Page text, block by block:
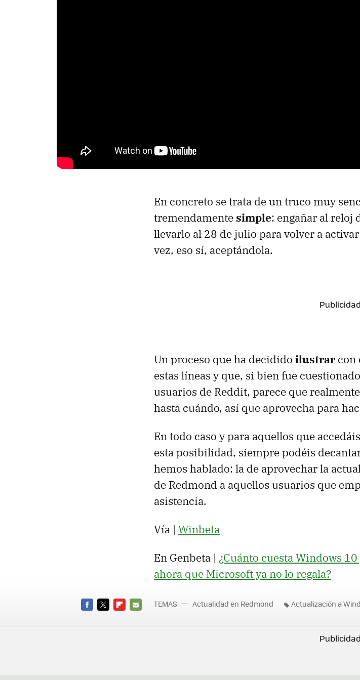
En concreto se trata de un truco muy
tremendamentesimple: engañar al reloj
llevarlo al 28 de julio para volver a
vez, eso sí, aceptándola.
Un proceso que ha decidido ilustrar con
estas líneas y que, si bien fue
usuarios de Reddit, parece que
hasta cuándo, así que aprovecha para
En todo caso y para aquellos que
esta posibilidad, siempre podéis
hemos hablado: la de aprovechar la
de Redmond a aquellos usuarios que
asistencia.
Vía | Winbeta
En Genbeta | ¿Cuánto cuesta Windows
ahora que Microsoft ya no lo regala?
MAIL
TEMAS Actualidad en Redmond Actualización a